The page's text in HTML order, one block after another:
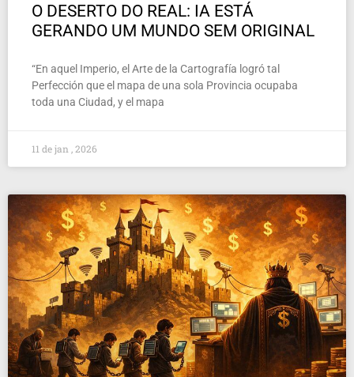
O DESERTO DO REAL: IA ESTÁ
GERANDO UM MUNDO SEM ORIGINAL
“En aquel Imperio, el Arte de la Cartografía logró tal
Perfección que el mapa de una sola Provincia ocupaba
toda una Ciudad, y el mapa
11 de jan , 2026